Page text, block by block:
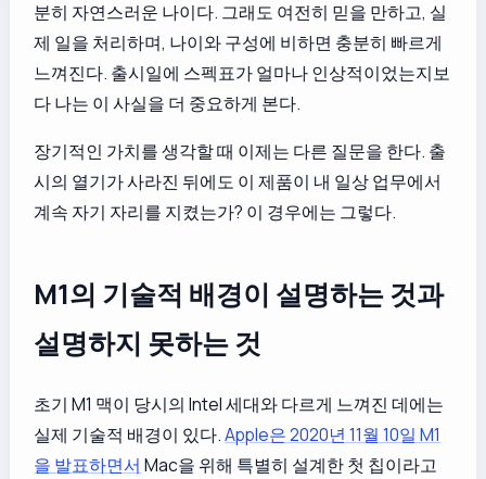
분히 자연스러운 나이다. 그래도 여전히 믿을 만하고, 실
제 일을 처리하며, 나이와 구성에 비하면 충분히 빠르게
느껴진다. 출시일에 스펙표가 얼마나 인상적이었는지보
다 나는 이 사실을 더 중요하게 본다.
장기적인 가치를 생각할 때 이제는 다른 질문을 한다. 출
시의 열기가 사라진 뒤에도 이 제품이 내 일상 업무에서
계속 자기 자리를 지켰는가? 이 경우에는 그렇다.
M1의 기술적 배경이 설명하는 것과
설명하지 못하는 것
초기 M1 맥이 당시의 Intel 세대와 다르게 느껴진 데에는
실제 기술적 배경이 있다.Apple은 2020년 11월 10일 M1
을 발표하면서 Mac을 위해 특별히 설계한 첫 칩이라고